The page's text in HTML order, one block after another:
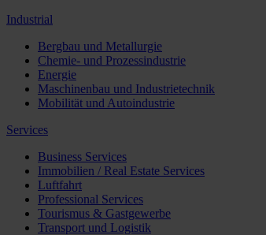
Industrial
Bergbau und Metallurgie
Chemie- und Prozessindustrie
Energie
Maschinenbau und Industrietechnik
Mobilität und Autoindustrie
Services
Business Services
Immobilien / Real Estate Services
Luftfahrt
Professional Services
Tourismus & Gastgewerbe
Transport und Logistik